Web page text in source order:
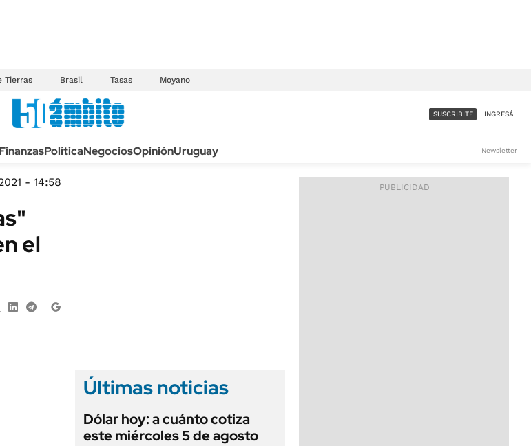
Tierras Brasil Tasas Moyano
GENERAL
ACCESO FULL - $1.800/MES
SUSCRIBITE INGRESÁ
FinanzasPolíticaNegociosOpiniónUruguay Newsletter
- 14:58
el
Últimas noticias
Dólar hoy: a cuánto cotiza
este miércoles 5 de agosto